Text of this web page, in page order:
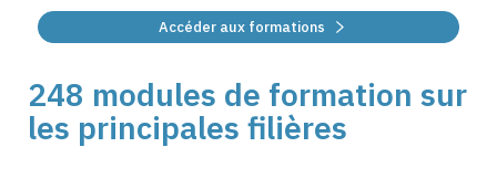
Accéder aux formations
248 modules de formation sur
les principales filières